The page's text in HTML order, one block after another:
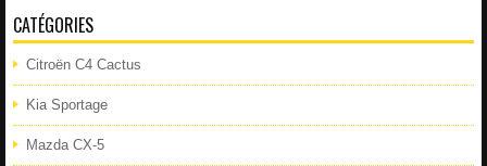
CATÉGORIES
Citroën C4 Cactus
Kia Sportage
Mazda CX-5